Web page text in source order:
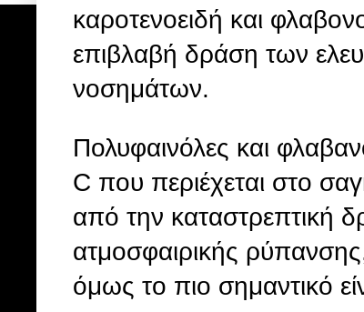
καροτενοειδή και
επιβλαβή δράση των
νοσημάτων.
Πολυφαινόλες και
C που περιέχεται στο
από την καταστρεπτική
ατμοσφαιρικής
όμως το πιο σημαντικό